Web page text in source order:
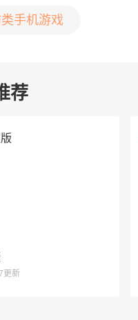
手机游戏
荐
更新